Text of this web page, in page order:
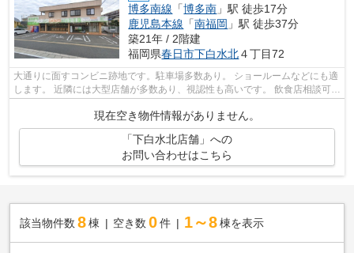
博多南線 「博多南 」駅 徒歩17分
鹿児島本線 「南福岡 」駅 徒歩37分
築21年 / 2階建
福岡県春日市下白水北４丁目72
大通りに面すコンビニ跡地です。駐車場多数あり。 ショールームなどにも適
します。 近隣には大型店舗が多数あり、視認性も高いです。 飲食店相談可で
す。
現在空き物件情報がありません。
「下白水北店舗」への
お問い合わせはこちら
該当物件数 8棟 空き数 0 件 1～8 棟を表示